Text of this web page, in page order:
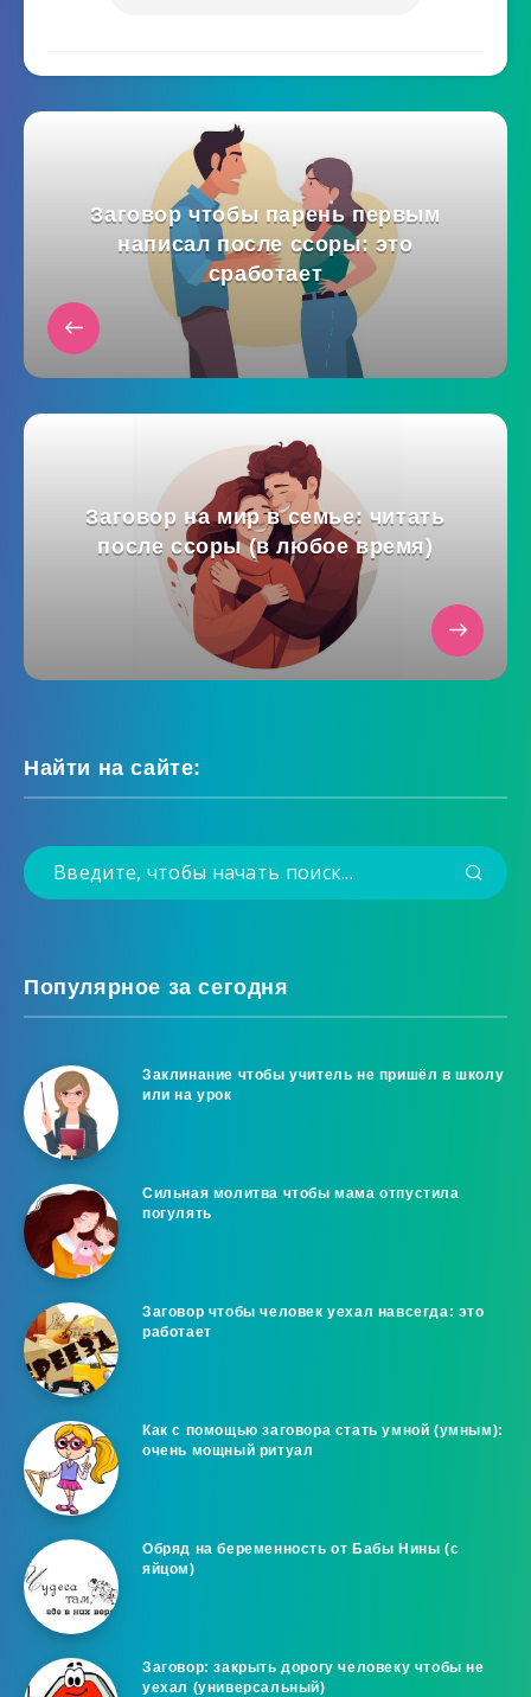
Заговор чтобы парень первым
написал после ссоры: это
сработает
Заговор на мир в семье: читать
после ссоры (в любое время)
Найти на сайте:
Популярное за сегодня
Заклинание чтобы учитель не пришёл в школу
или на урок
Сильная молитва чтобы мама отпустила
погулять
Заговор чтобы человек уехал навсегда: это
работает
Как с помощью заговора стать умной (умным):
очень мощный ритуал
Обряд на беременность от Бабы Нины (с
яйцом)
Заговор: закрыть дорогу человеку чтобы не
уехал (универсальный)